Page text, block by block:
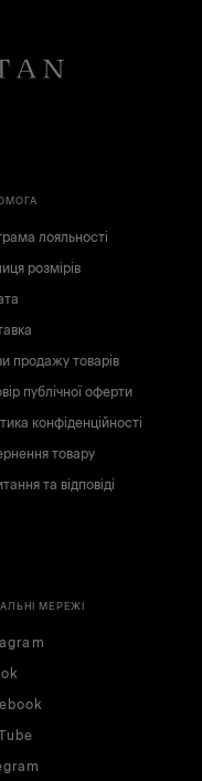
лояльності
розмірів
продажу товарів
публічної оферти
конфіденційності
товару
та відповіді
МЕРЕЖІ